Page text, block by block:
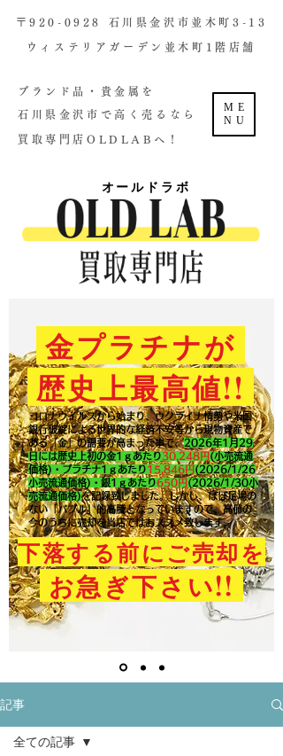
ME
NU
金プラチナが
歴史上最高値!!
コロナウイルスから始まり、ウクライナ情勢や米国
銀行破綻による世界的な経済不安等から現物資産で
ある「金」の需要が高まった事で、2026年1月29
日には歴史上初の金1ｇあたり30,248円 (小売流通
価格)・プラチナ1ｇあたり15,846円 (2026/1/26
小売流通価格)・銀1ｇあたり650円 (2026/1/30小
売流通価格)を記録致しました。​しかし、ほぼ足場の
ない「バブル」的高騰となっていますので、高値の
今のうちに売却を当店ではおススメ致します。
下落する前にご売却を
お急ぎ下さい!!
​〒920-0928 石川県金沢市並木町3-13
ウィステリアガーデン並木町1階店舗​
ブランド品・貴金属を
石川県金沢市で高く売るなら
買取専門店OLDLABへ！
オールドラボ
記事
全ての記事